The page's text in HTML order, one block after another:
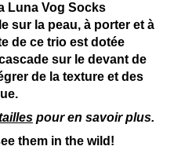
Luna Vog Socks
sur la peau, à porter et à
de ce trio est dotée
sur le devant de
de la texture et des
pour en savoir plus.
them in the wild!